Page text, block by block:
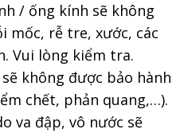
/ ống kính sẽ không
mốc, rễ tre, xước, các
Vui lòng kiểm tra.
không được bảo hành
chết, phản quang,…).
va đập, vô nước sẽ